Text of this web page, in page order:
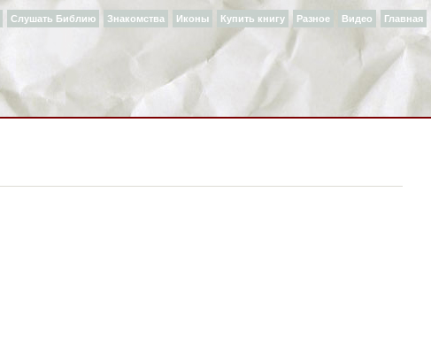
Главная
Видео
Разное
Купить книгу
Иконы
Знакомства
Слушать Библию